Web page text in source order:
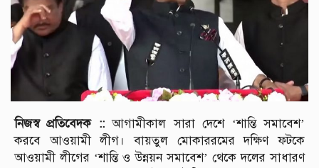
নিজস্ব প্রতিবেদক ::আগামীকাল সারা দেশে ‘শান্তি সমাবেশ’
করবে আওয়ামী লীগ। বায়তুল মোকাররমের দক্ষিণ ফটকে
আওয়ামী লীগের ‘শান্তি ও উন্নয়ন সমাবেশ’ থেকে দলের সাধারণ